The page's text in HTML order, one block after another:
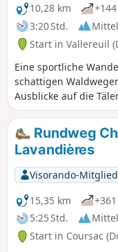
10,28 km
3:20 Std.
Mittel
Start in Vallereuil
Eine sportliche
schattigen
Ausblicke auf die
über die Landschaft
Rundweg
Lavandières
Visorando-Mitglied
15,35 km
5:25 Std.
Mittel
Start in Coursac